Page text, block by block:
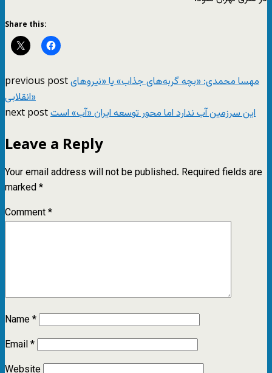
Share this:
previous postمهسا محمدی: «بچه‌ گربه‌های جذاب» یا «نیروهای
انقلابی»
next postاین سرزمین آب ندارد اما محور توسعه ایران «آب» است
Leave a Reply
Your email address will not be published. Required fields are
marked*
Comment*
Name*
Email*